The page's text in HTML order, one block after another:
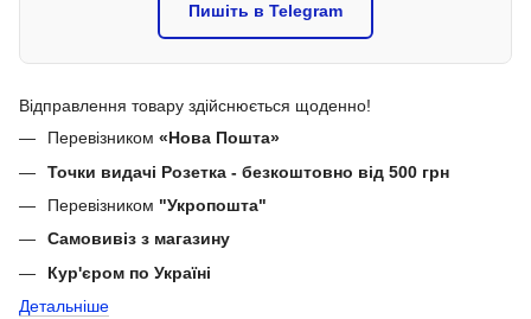
Пишіть в Telegram
Відправлення товару здійснюється щоденно!
Перевізником «Нова Пошта»
Точки видачі Розетка - безкоштовно від 500 грн
Перевізником "Укропошта"
Самовивіз з магазину
Кур'єром по Україні
Детальніше